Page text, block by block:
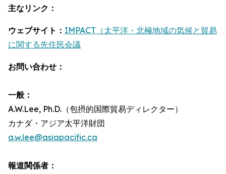
主なリンク：
ウェブサイト： IMPACT（太平洋・北極地域の気候と貿易
に関する先住民会議
お問い合わせ：
一般：
A.W.Lee, Ph.D.（包摂的国際貿易ディレクター）
カナダ・アジア太平洋財団
a.w.lee@asiapacific.ca
報道関係者：